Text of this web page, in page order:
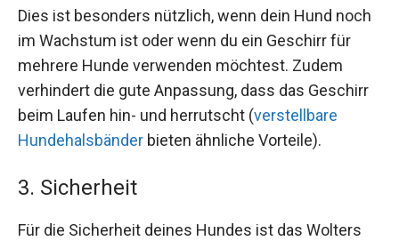
Dies ist besonders nützlich, wenn dein Hund noch
im Wachstum ist oder wenn du ein Geschirr für
mehrere Hunde verwenden möchtest. Zudem
verhindert die gute Anpassung, dass das Geschirr
beim Laufen hin- und herrutscht (verstellbare
Hundehalsbänder bieten ähnliche Vorteile).
3. Sicherheit
Für die Sicherheit deines Hundes ist das Wolters